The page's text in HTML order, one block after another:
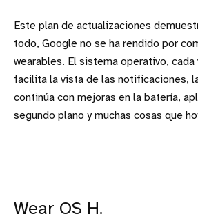
Este plan de actualizaciones
todo, Google no se ha rendido por
wearables. El sistema operativo,
facilita la vista de las notificaciones,
continúa con mejoras en la batería,
segundo plano y muchas cosas que
Wear OS H.